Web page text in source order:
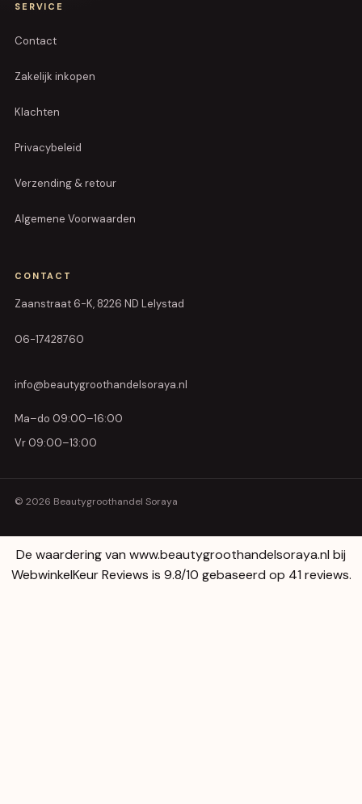
SERVICE
Contact
Zakelijk inkopen
Klachten
Privacybeleid
Verzending & retour
Algemene Voorwaarden
CONTACT
Zaanstraat 6-K, 8226 ND Lelystad
06-17428760
info@beautygroothandelsoraya.nl
Ma–do 09:00–16:00
Vr 09:00–13:00
© 2026 Beautygroothandel Soraya
De waardering van www.beautygroothandelsoraya.nl bij
WebwinkelKeur Reviews is 9.8/10 gebaseerd op 41 reviews.